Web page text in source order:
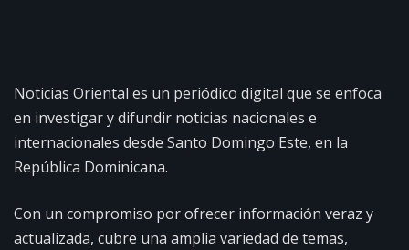
Noticias Oriental es un periódico digital que se enfoca
en investigar y difundir noticias nacionales e
internacionales desde Santo Domingo Este, en la
República Dominicana.
Con un compromiso por ofrecer información veraz y
actualizada, cubre una amplia variedad de temas,